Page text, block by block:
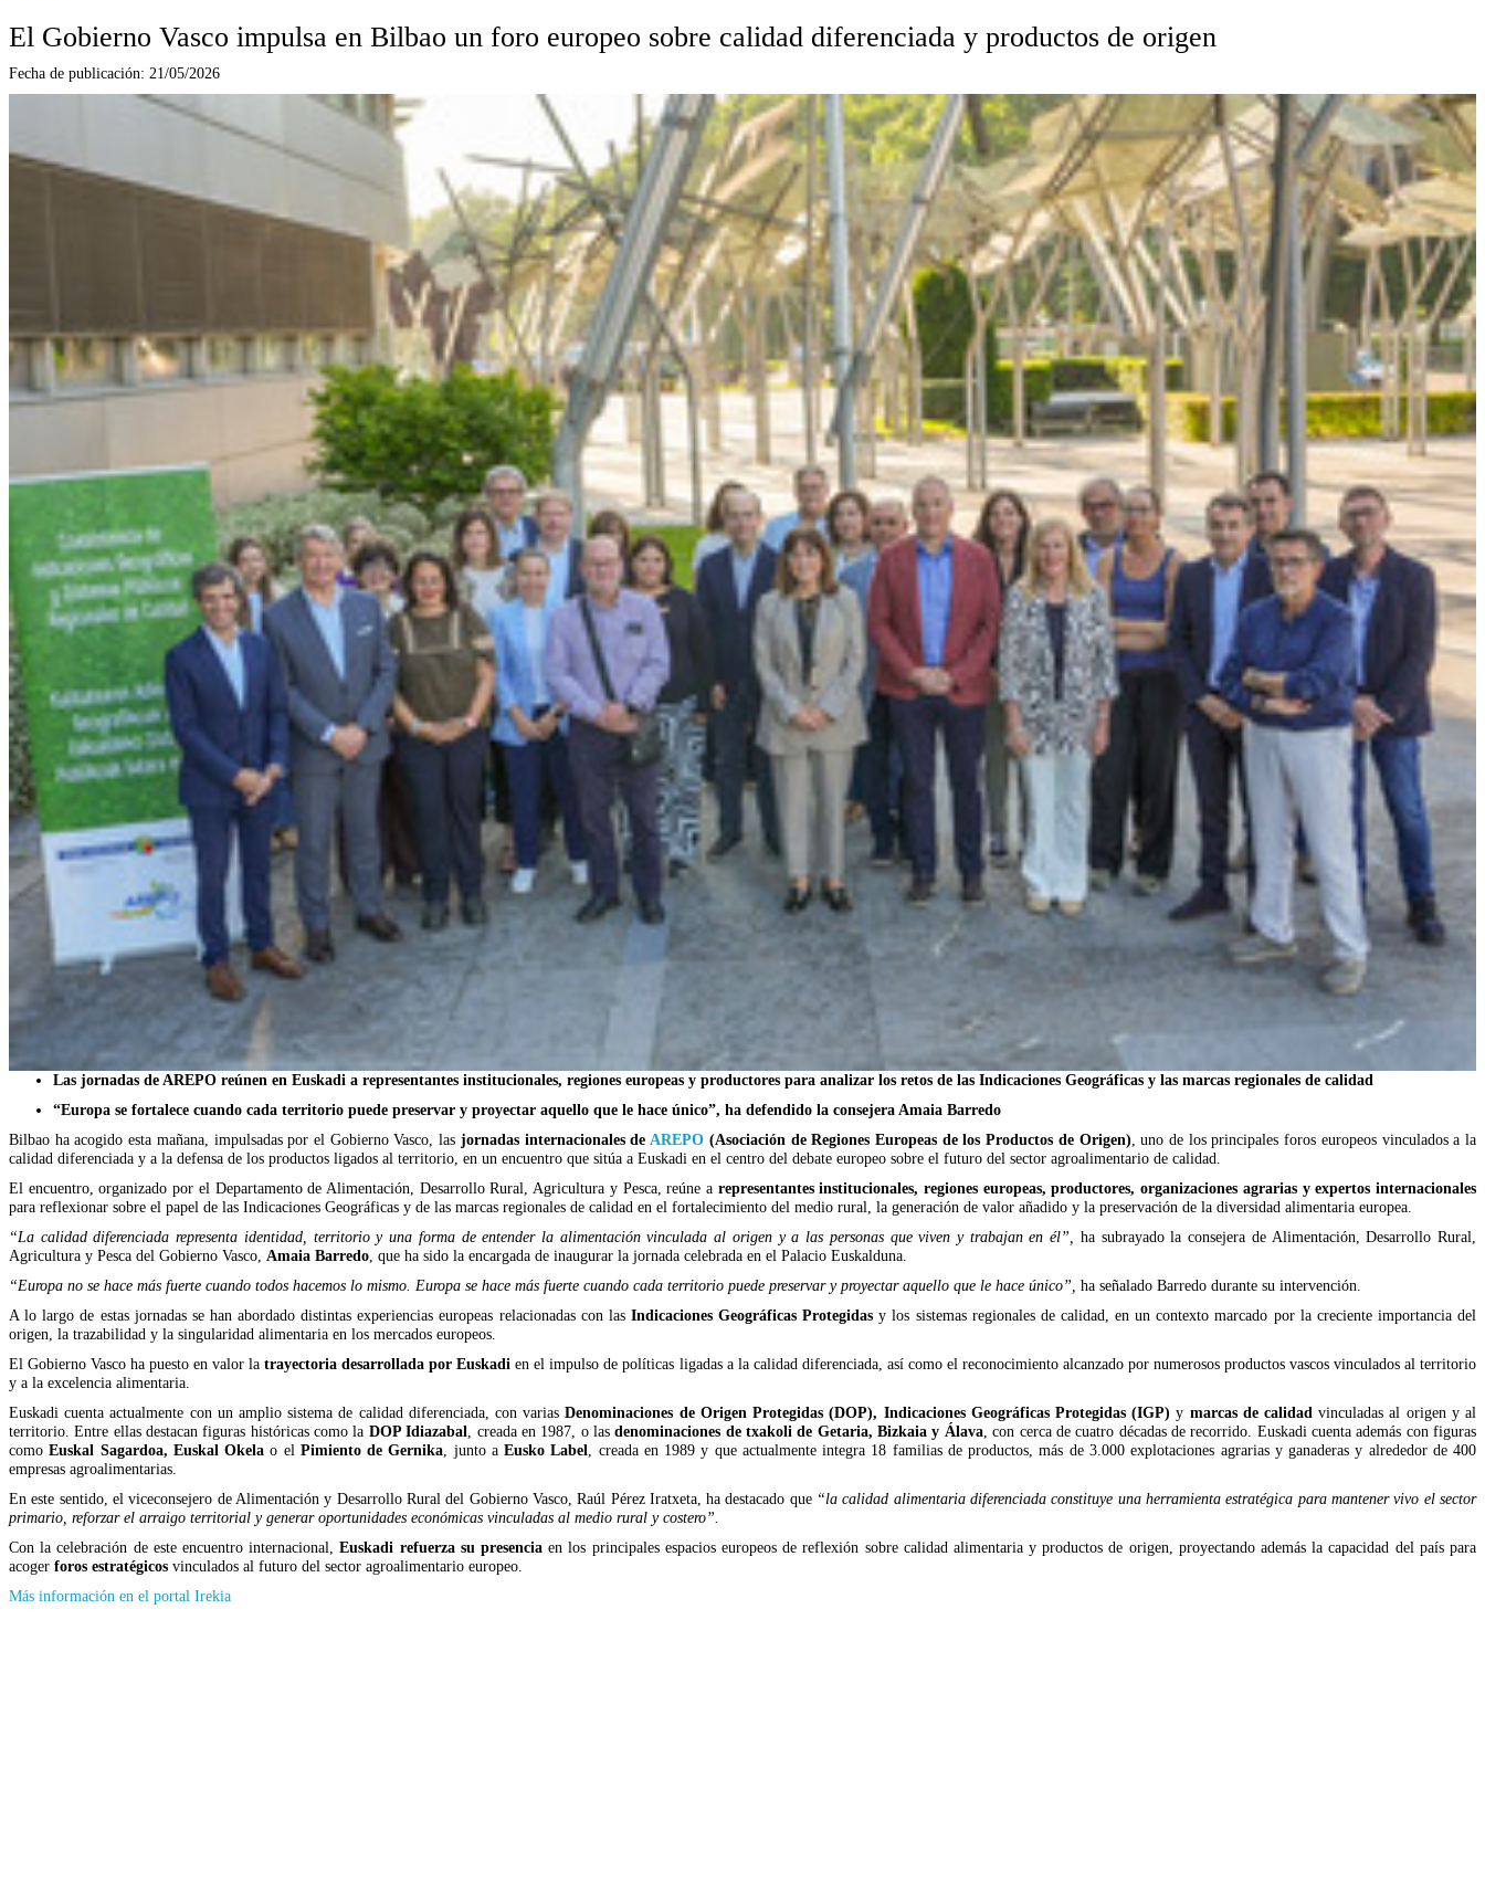
El Gobierno Vasco impulsa en Bilbao un foro europeo sobre calidad diferenciada y productos de origen
Fecha de publicación: 21/05/2026
Las jornadas de AREPO reúnen en Euskadi a representantes institucionales, regiones europeas y productores para analizar los retos de las Indicaciones Geográficas y las marcas regionales de calidad
“Europa se fortalece cuando cada territorio puede preservar y proyectar aquello que le hace único”, ha defendido la consejera Amaia Barredo
Bilbao ha acogido esta mañana, impulsadas por el Gobierno Vasco, las jornadas internacionales de AREPO (Asociación de Regiones Europeas de los Productos de Origen) , uno de los principales foros europeos vinculados a la
calidad diferenciada y a la defensa de los productos ligados al territorio, en un encuentro que sitúa a Euskadi en el centro del debate europeo sobre el futuro del sector agroalimentario de calidad.
El encuentro, organizado por el Departamento de Alimentación, Desarrollo Rural, Agricultura y Pesca, reúne a representantes institucionales, regiones europeas, productores, organizaciones agrarias y expertos internacionales
para reflexionar sobre el papel de las Indicaciones Geográficas y de las marcas regionales de calidad en el fortalecimiento del medio rural, la generación de valor añadido y la preservación de la diversidad alimentaria europea.
“La calidad diferenciada representa identidad, territorio y una forma de entender la alimentación vinculada al origen y a las personas que viven y trabajan en él”, ha subrayado la consejera de Alimentación, Desarrollo Rural,
Agricultura y Pesca del Gobierno Vasco, Amaia Barredo , que ha sido la encargada de inaugurar la jornada celebrada en el Palacio Euskalduna.
“Europa no se hace más fuerte cuando todos hacemos lo mismo. Europa se hace más fuerte cuando cada territorio puede preservar y proyectar aquello que le hace único”, ha señalado Barredo durante su intervención.
A lo largo de estas jornadas se han abordado distintas experiencias europeas relacionadas con las Indicaciones Geográficas Protegidas y los sistemas regionales de calidad, en un contexto marcado por la creciente importancia del
origen, la trazabilidad y la singularidad alimentaria en los mercados europeos.
El Gobierno Vasco ha puesto en valor latrayectoria desarrollada por Euskadi en el impulso de políticas ligadas a la calidad diferenciada, así como el reconocimiento alcanzado por numerosos productos vascos vinculados al territorio
y a la excelencia alimentaria.
Euskadi cuenta actualmente con un amplio sistema de calidad diferenciada, con variasDenominaciones de Origen Protegidas (DOP), Indicaciones Geográficas Protegidas (IGP) y marcas de calidad vinculadas al origen y al
territorio. Entre ellas destacan figuras históricas como la DOP Idiazabal , creada en 1987, o lasdenominaciones de txakoli de Getaria, Bizkaia y Álava, con cerca de cuatro décadas de recorrido. Euskadi cuenta además con figuras
comoEuskal Sagardoa, Euskal Okela o el Pimiento de Gernika , junto aEusko Label , creada en 1989 y que actualmente integra 18 familias de productos, más de 3.000 explotaciones agrarias y ganaderas y alrededor de 400
empresas agroalimentarias.
En este sentido, el viceconsejero de Alimentación y Desarrollo Rural del Gobierno Vasco, Raúl Pérez Iratxeta, ha destacado que “la calidad alimentaria diferenciada constituye una herramienta estratégica para mantener vivo el sector
primario, reforzar el arraigo territorial y generar oportunidades económicas vinculadas al medio rural y costero”.
Con la celebración de este encuentro internacional,Euskadi refuerza su presenciaen los principales espacios europeos de reflexión sobre calidad alimentaria y productos de origen, proyectando además la capacidad del país para
acoger foros estratégicos vinculados al futuro del sector agroalimentario europeo.
Más información en el portal Irekia(Se